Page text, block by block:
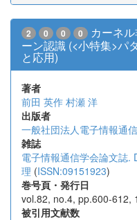
2 0 0 0
カーネ
ーン認識 (<小特集>パ
と応用)
著者
前田 英作 村瀬 洋
出版者
一般社団法人電子情報通
雑誌
電子情報通信学会論文誌.
理 (ISSN:09151923)
巻号頁・発行日
vol.82, no.4, pp.600-612,
被引用文献数